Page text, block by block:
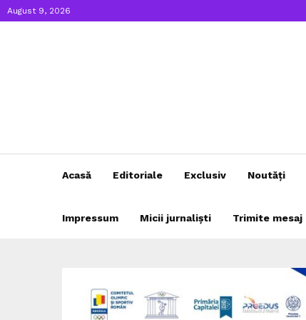
August 9, 2026
Acasă Editoriale Exclusiv Noutăți
Impressum Micii jurnaliști Trimite mesaj